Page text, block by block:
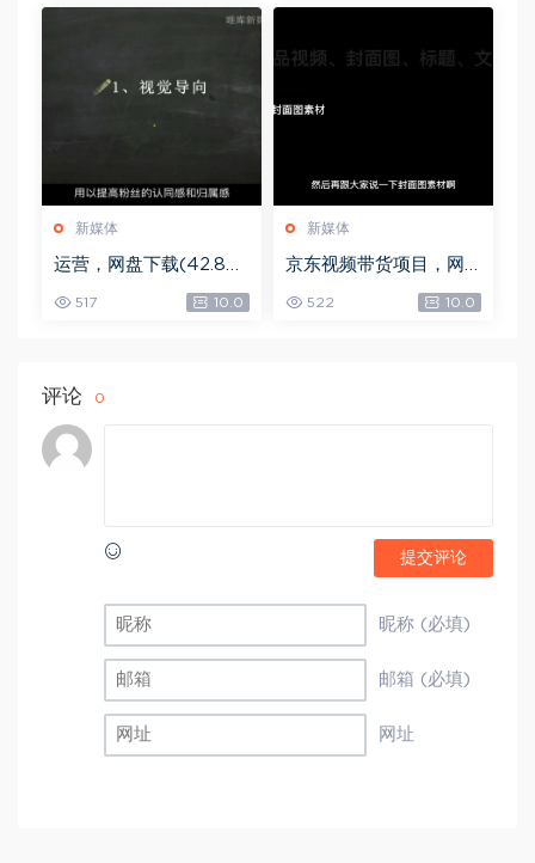
新媒体
运营，网盘下载(42.84
517 10.0
新媒体
京东视频带货项目，网
522 10.0
评论 0
提交评论
昵称 (必填)
邮箱 (必填)
网址